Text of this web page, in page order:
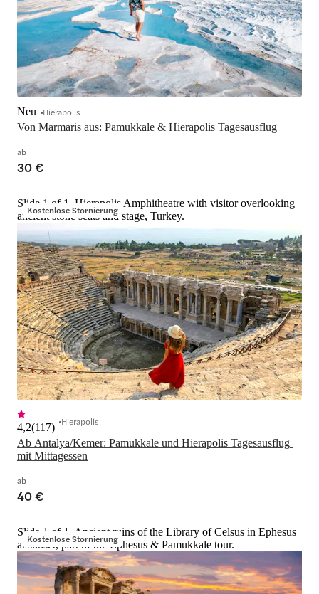
Von Marmaris aus: Pamukkale & Hierapolis Tagesausflug
Neu Hierapolis
ab
30 €
Kostenlose Stornierung
Slide 1 of 1, Hierapolis Amphitheatre with visitor overlooking
ancient stone seats and stage, Turkey.
Ab Antalya/Kemer: Pamukkale und Hierapolis Tagesausflug
mit Mittagessen
4,2(117) Hierapolis
ab
40 €
Kostenlose Stornierung
Slide 1 of 1, Ancient ruins of the Library of Celsus in Ephesus
at sunset, part of the Ephesus & Pamukkale tour.